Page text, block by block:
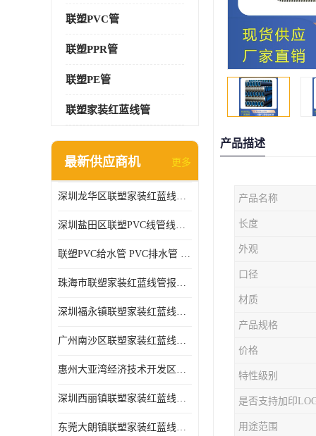
联塑PVC管
联塑PPR管
联塑PE管
联塑家装红蓝线管
最新供应商机 更多
深圳龙华区联塑家装红蓝线管报价单
深圳盐田区联塑PVC线管线槽厂商 可零售批发
联塑PVC给水管 PVC排水管 PVC线管线槽
珠海市联塑家装红蓝线管报价表 联塑水管供货商
深圳福永镇联塑家装红蓝线管价格 支持送货上门
广州南沙区联塑家装红蓝线管批发 库存充足
惠州大亚湾经济技术开发区联塑PPR热水管公司
深圳西丽镇联塑家装红蓝线管供货商 联塑管道供应
东莞大朗镇联塑家装红蓝线管电话 联塑管道经销商
产品描述
产品名称
长度
外观
口径
材质
产品规格
价格
特性级别
是否支持加印
用途范围